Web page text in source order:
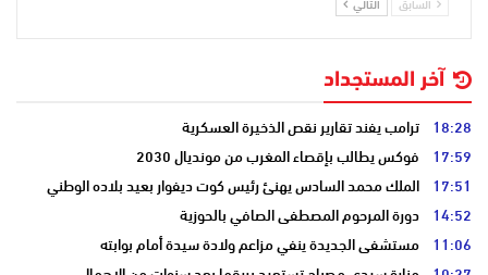
آخر المستجداد
18:28 ترامب يفند تقارير نقص الذخيرة العسكرية
17:59 فوكس يطالب بإقصاء المغرب من مونديال 2030
17:51 الملك محمد السادس يهنئ رئيس كوت ديفوار بعيد بلاده الوطني
14:52 دورة المرحوم المصطفى الصافي بالحوزية
11:06 مستشفى الجديدة ينفي مزاعم ولادة سيدة أمام بوابته